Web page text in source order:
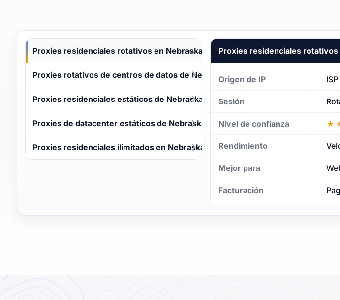
Proxies residenciales rotativos en Nebraska
Proxies rotativos de centros de datos de Nebraska
Proxies residenciales estáticos de Nebraska
Proxies de datacenter estáticos de Nebraska
Proxies residenciales ilimitados en Nebraska
Proxies residenciales rotativos
Origen de IP
Sesión
Nivel de confianza
Rendimiento
Mejor para
Facturación